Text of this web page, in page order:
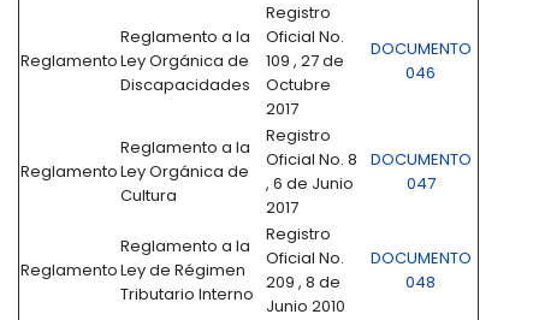
Reglamento
Reglamento a la
Ley Orgánica de
Discapacidades
Registro
Oficial No.
109 , 27 de
Octubre
2017
DOCUMENTO
046
Reglamento
Reglamento a la
Ley Orgánica de
Cultura
Registro
Oficial No. 8
, 6 de Junio
2017
DOCUMENTO
047
Reglamento
Reglamento a la
Ley de Régimen
Tributario Interno
Registro
Oficial No.
209 , 8 de
Junio 2010
DOCUMENTO
048